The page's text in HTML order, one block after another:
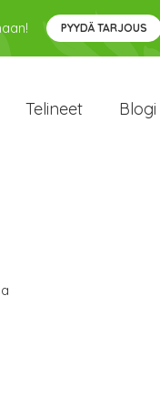
PYYDÄ TARJOUS
Telineet Blogi